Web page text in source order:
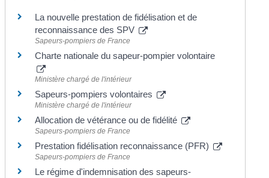
La nouvelle prestation de fidélisation et de
reconnaissance des SPV
Sapeurs-pompiers de France
Charte nationale du sapeur-pompier volontaire
Ministère chargé de l'intérieur
Sapeurs-pompiers volontaires
Ministère chargé de l'intérieur
Allocation de vétérance ou de fidélité
Sapeurs-pompiers de France
Prestation fidélisation reconnaissance (PFR)
Sapeurs-pompiers de France
Le régime d'indemnisation des sapeurs-